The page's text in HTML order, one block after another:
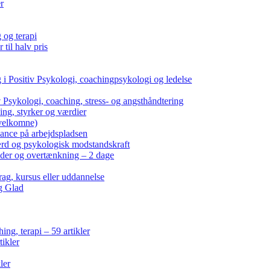
terapi
til halv pris
i Positiv Psykologi, coachingpsykologi og ledelse
coaching, stress- og angsthåndtering
styrker og værdier
på arbejdspladsen
og psykologisk modstandskraft
og overtænkning – 2 dage
kursus eller uddannelse
Glad
terapi – 59 artikler